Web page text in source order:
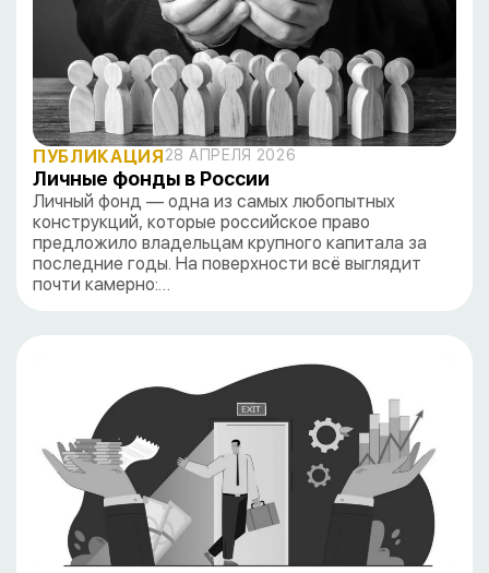
ПУБЛИКАЦИЯ 28 АПРЕЛЯ 2026
Личные фонды в России
Личный фонд — одна из самых любопытных
конструкций, которые российское право
предложило владельцам крупного капитала за
последние годы. На поверхности всё выглядит
почти камерно:…